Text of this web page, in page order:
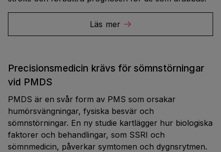
Läs mer
Precisionsmedicin krävs för sömnstörningar
vid PMDS
PMDS är en svår form av PMS som orsakar
humörsvängningar, fysiska besvär och
sömnstörningar. En ny studie kartlägger hur biologiska
faktorer och behandlingar, som SSRI och
sömnmedicin, påverkar symtomen och dygnsrytmen.